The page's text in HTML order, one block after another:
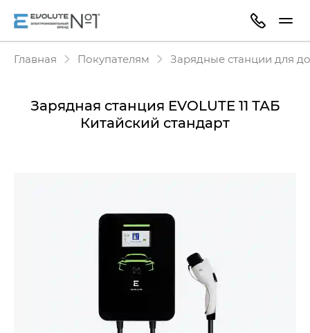
Главная Покупателям Зарядные станции для
Зарядная станция EVOLUTE 11 ТАБ
Китайский стандарт